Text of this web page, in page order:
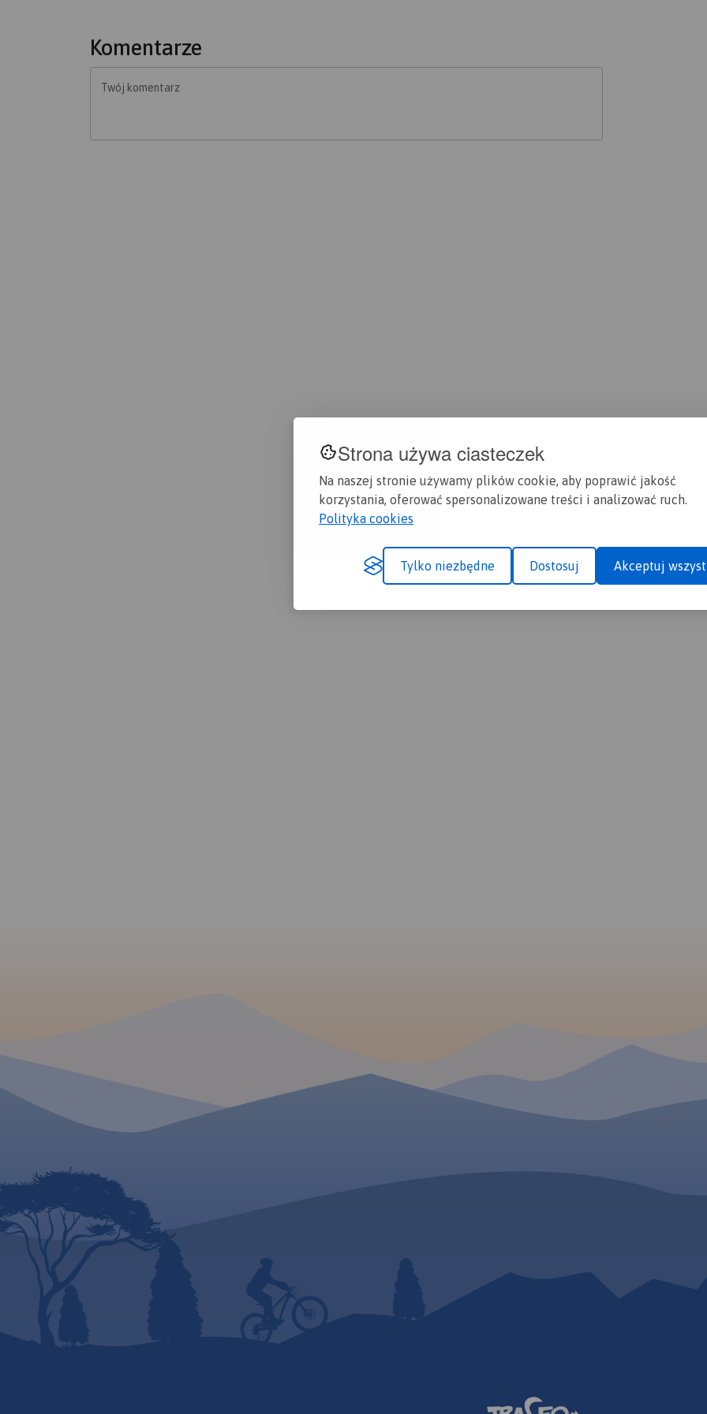
Strona używa ciasteczek
Na naszej stronie używamy plików cookie, aby poprawić jakość
korzystania, oferować spersonalizowane treści i analizować ruch.
Polityka cookies
Tylko niezbędne Dostosuj Akceptuj
Komentarze
Twój komentarz